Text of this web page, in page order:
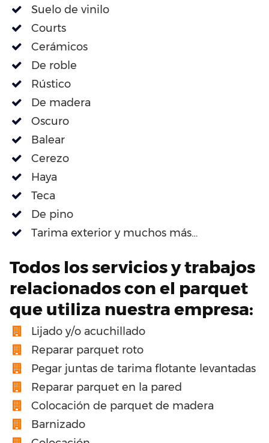
Suelo de vinilo
Courts
Cerámicos
De roble
Rústico
De madera
Oscuro
Balear
Cerezo
Haya
Teca
De pino
Tarima exterior y muchos más…
Todos los servicios y trabajos
relacionados con el parquet
que utiliza nuestra empresa:
Lijado y/o acuchillado
Reparar parquet roto
Pegar juntas de tarima flotante levantadas
Reparar parquet en la pared
Colocación de parquet de madera
Barnizado